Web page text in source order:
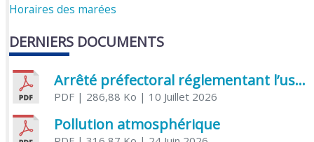
Horaires des marées
DERNIERS DOCUMENTS
Arrêté préfectoral réglementant l’usage de l’eau
PDF| 286,88 Ko | 10 Juillet 2026
Pollution atmosphérique